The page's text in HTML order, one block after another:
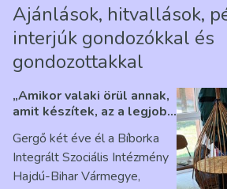
Ajánlások, hitvallások,
interjúk gondozókkal és
gondozottakkal
„Amikor valaki örül annak,
amit készítek, az a legjobb
Ribárszky Gergő ellátottal
Gergő két éve él a Bíborka
Integrált Szociális Intézmény
Hajdú-Bihar Vármegye,